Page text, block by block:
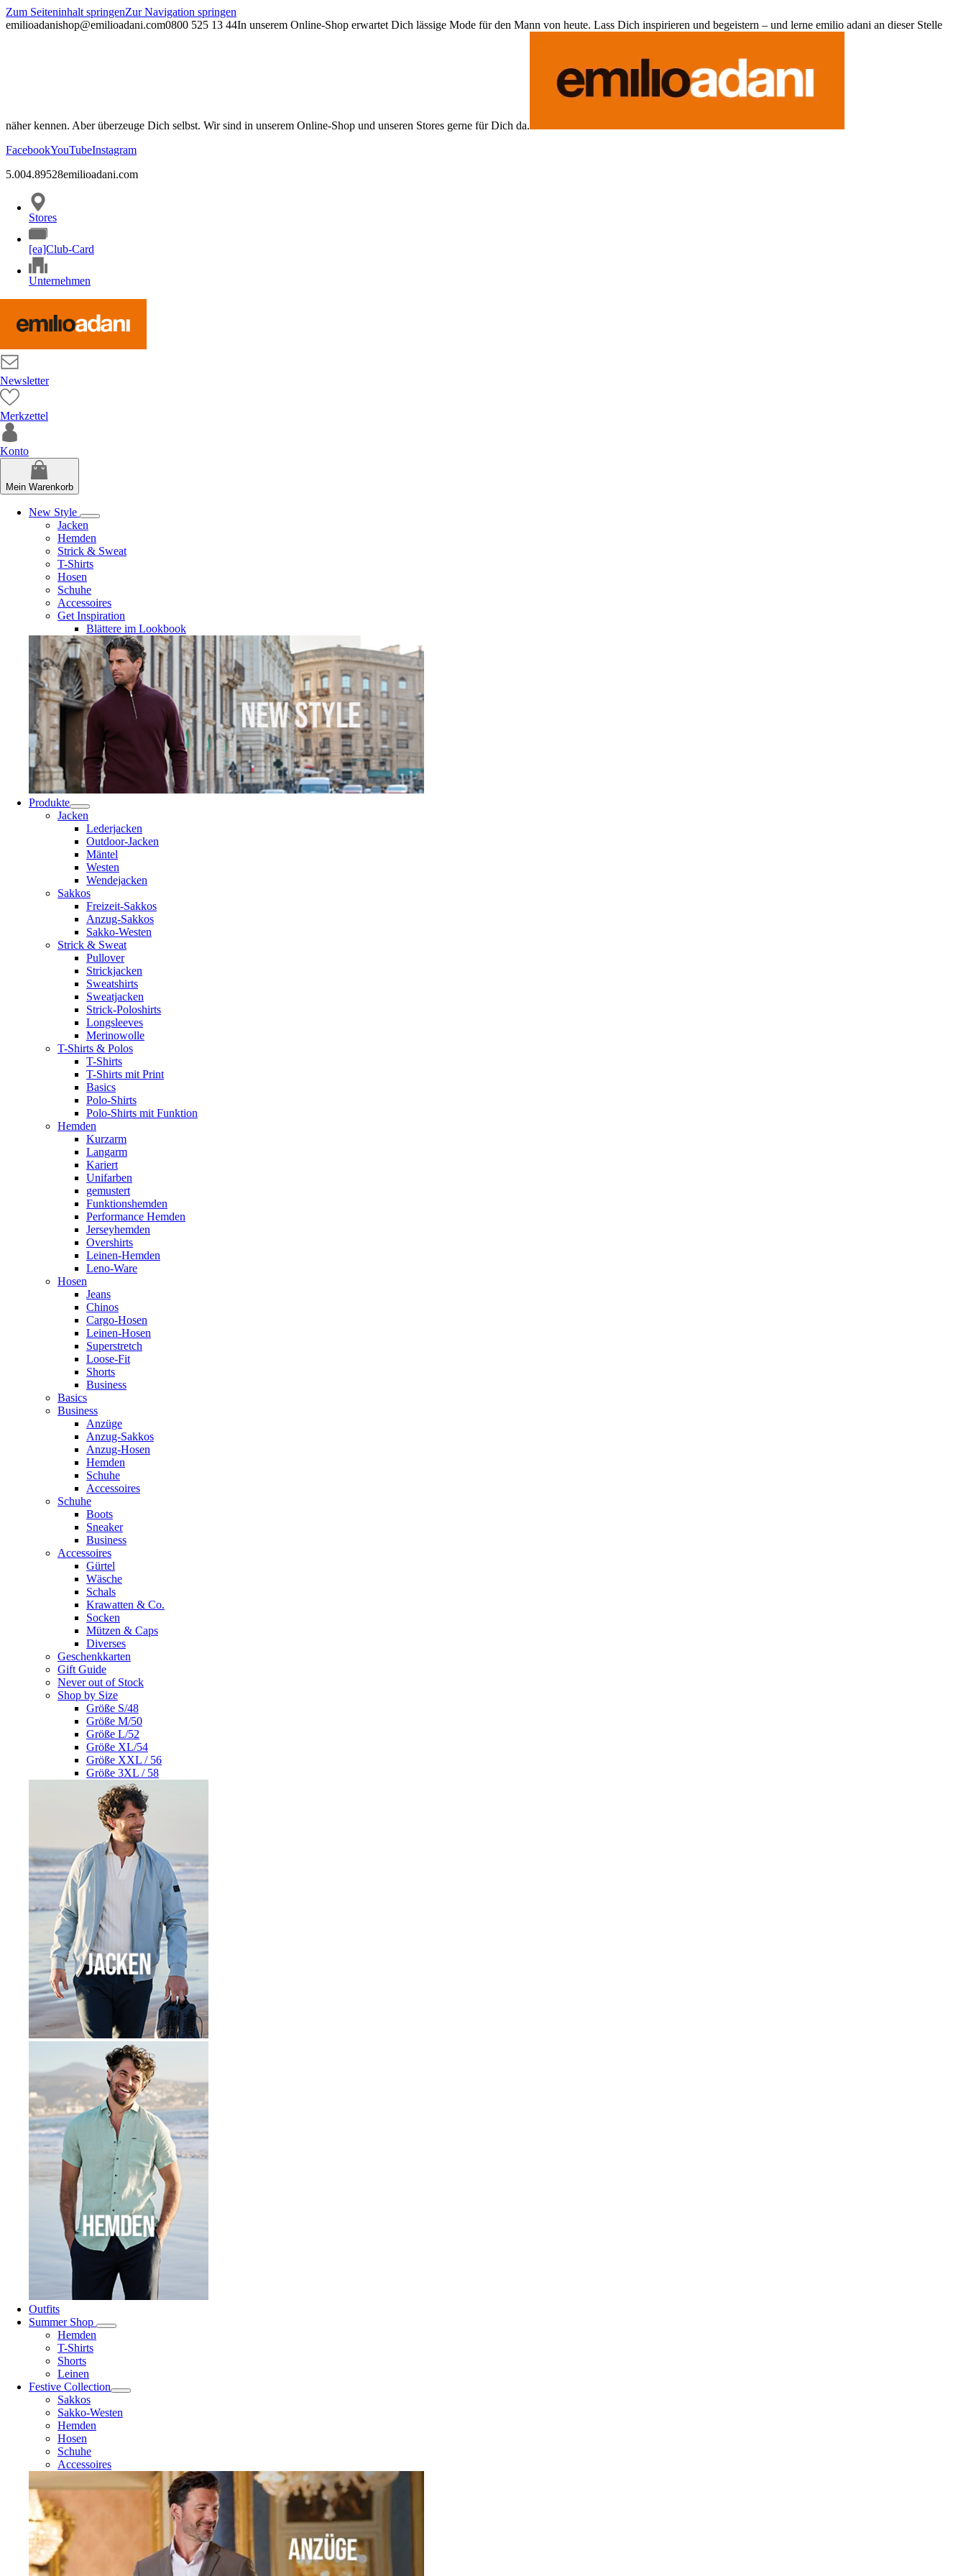
Zum Seiteninhalt springenZur Navigation springen
emilioadanishop@emilioadani.com0800 525 13 44In unserem Online-Shop erwartet Dich lässige Mode für den Mann von heute. Lass Dich inspirieren und begeistern – und lerne emilio adani an dieser Stelle
näher kennen. Aber überzeuge Dich selbst. Wir sind in unserem Online-Shop und unseren Stores gerne für Dich da.
FacebookYouTubeInstagram
5.004.89528emilioadani.com
Stores
[ea]Club-Card
Unternehmen
Newsletter
Merkzettel
Konto
Mein Warenkorb
New Style
Jacken
Hemden
Strick & Sweat
T-Shirts
Hosen
Schuhe
Accessoires
Get Inspiration
Blättere im Lookbook
Produkte
Jacken
Lederjacken
Outdoor-Jacken
Mäntel
Westen
Wendejacken
Sakkos
Freizeit-Sakkos
Anzug-Sakkos
Sakko-Westen
Strick & Sweat
Pullover
Strickjacken
Sweatshirts
Sweatjacken
Strick-Poloshirts
Longsleeves
Merinowolle
T-Shirts & Polos
T-Shirts
T-Shirts mit Print
Basics
Polo-Shirts
Polo-Shirts mit Funktion
Hemden
Kurzarm
Langarm
Kariert
Unifarben
gemustert
Funktionshemden
Performance Hemden
Jerseyhemden
Overshirts
Leinen-Hemden
Leno-Ware
Hosen
Jeans
Chinos
Cargo-Hosen
Leinen-Hosen
Superstretch
Loose-Fit
Shorts
Business
Basics
Business
Anzüge
Anzug-Sakkos
Anzug-Hosen
Hemden
Schuhe
Accessoires
Schuhe
Boots
Sneaker
Business
Accessoires
Gürtel
Wäsche
Schals
Krawatten & Co.
Socken
Mützen & Caps
Diverses
Geschenkkarten
Gift Guide
Never out of Stock
Shop by Size
Größe S/48
Größe M/50
Größe L/52
Größe XL/54
Größe XXL / 56
Größe 3XL / 58
Outfits
Summer Shop
Hemden
T-Shirts
Shorts
Leinen
Festive Collection
Sakkos
Sakko-Westen
Hemden
Hosen
Schuhe
Accessoires